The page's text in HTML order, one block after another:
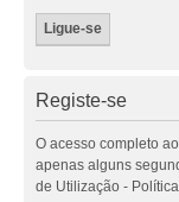
Registe-se
O acesso completo
apenas alguns
de Utilização -